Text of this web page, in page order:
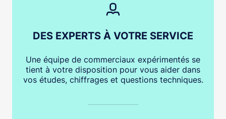
DES EXPERTS À VOTRE SERVICE
Une équipe de commerciaux expérimentés se
tient à votre disposition pour vous aider dans
vos études, chiffrages et questions techniques.